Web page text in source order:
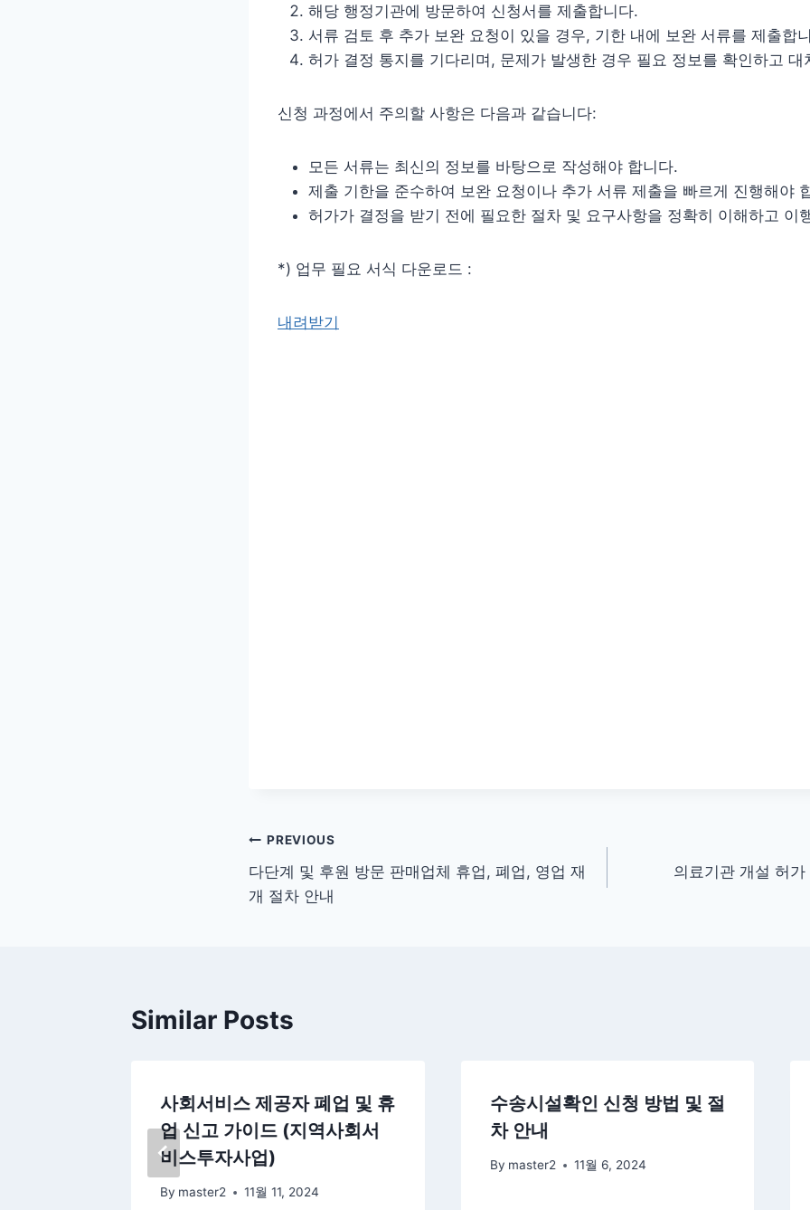
해당 행정기관에 방문하여 신청서를 제출합니다.
서류 검토 후 추가 보완 요청이 있을 경우, 기한 내에 보완 서류를 제출합
허가 결정 통지를 기다리며, 문제가 발생한 경우 필요 정보를 확인하고 대
신청 과정에서 주의할 사항은 다음과 같습니다:
모든 서류는 최신의 정보를 바탕으로 작성해야 합니다.
제출 기한을 준수하여 보완 요청이나 추가 서류 제출을 빠르게 진행해야
허가가 결정을 받기 전에 필요한 절차 및 요구사항을 정확히 이해하고 이
*) 업무 필요 서식 다운로드 :
내려받기
글
탐
PREVIOUS
다단계 및 후원 방문 판매업체 휴업, 폐업, 영업 재
개 절차 안내
의료기관 개설 허
Similar Posts
사회서비스 제공자 폐업 및 휴
업 신고 가이드 (지역사회서
비스투자사업)
By master2 11월 11, 2024
수송시설확인 신청 방법 및 절
차 안내
By master2 11월 6, 2024